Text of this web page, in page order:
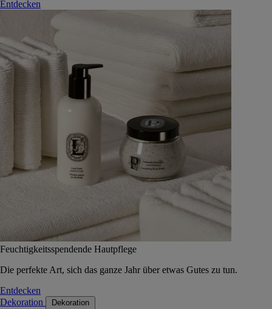
Entdecken
Feuchtigkeitsspendende Hautpflege
Die perfekte Art, sich das ganze Jahr über etwas Gutes zu tun.
Entdecken
Dekoration
Dekoration